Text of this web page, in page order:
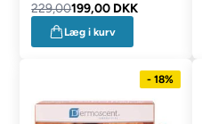
229,00199,00 DKK
Læg i kurv
- 18%